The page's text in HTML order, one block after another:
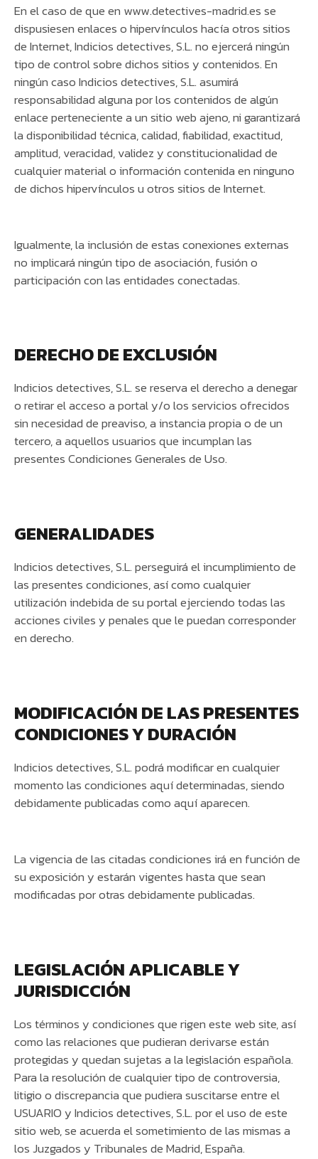
En el caso de que en www.detectives-madrid.es se
dispusiesen enlaces o hipervínculos hacía otros sitios
de Internet, Indicios detectives, S.L. no ejercerá ningún
tipo de control sobre dichos sitios y contenidos. En
ningún caso Indicios detectives, S.L. asumirá
responsabilidad alguna por los contenidos de algún
enlace perteneciente a un sitio web ajeno, ni garantizará
la disponibilidad técnica, calidad, fiabilidad, exactitud,
amplitud, veracidad, validez y constitucionalidad de
cualquier material o información contenida en ninguno
de dichos hipervínculos u otros sitios de Internet.
Igualmente, la inclusión de estas conexiones externas
no implicará ningún tipo de asociación, fusión o
participación con las entidades conectadas.
DERECHO DE EXCLUSIÓN
Indicios detectives, S.L. se reserva el derecho a denegar
o retirar el acceso a portal y/o los servicios ofrecidos
sin necesidad de preaviso, a instancia propia o de un
tercero, a aquellos usuarios que incumplan las
presentes Condiciones Generales de Uso.
GENERALIDADES
Indicios detectives, S.L. perseguirá el incumplimiento de
las presentes condiciones, así como cualquier
utilización indebida de su portal ejerciendo todas las
acciones civiles y penales que le puedan corresponder
en derecho.
MODIFICACIÓN DE LAS PRESENTES
CONDICIONES Y DURACIÓN
Indicios detectives, S.L. podrá modificar en cualquier
momento las condiciones aquí determinadas, siendo
debidamente publicadas como aquí aparecen.
La vigencia de las citadas condiciones irá en función de
su exposición y estarán vigentes hasta que sean
modificadas por otras debidamente publicadas.
LEGISLACIÓN APLICABLE Y
JURISDICCIÓN
Los términos y condiciones que rigen este web site, así
como las relaciones que pudieran derivarse están
protegidas y quedan sujetas a la legislación española.
Para la resolución de cualquier tipo de controversia,
litigio o discrepancia que pudiera suscitarse entre el
USUARIO y Indicios detectives, S.L. por el uso de este
sitio web, se acuerda el sometimiento de las mismas a
los Juzgados y Tribunales de Madrid, España.